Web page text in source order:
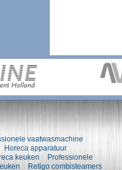
vaatwasmachine
Horeca apparatuur
keuken
Professionele
Retigo combisteamers